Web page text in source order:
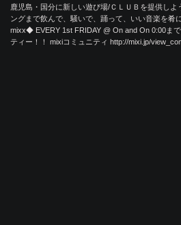
鹿児島・国分に新しい遊び場/ＣＬＵＢを提供し
ングまで飲んで、騒いで、踊って、いい音楽を
mixx◆ EVERY 1st FRIDAY @ On and On 0:00ま
ティー！！ mixiコミュニティ http://mixi.jp/